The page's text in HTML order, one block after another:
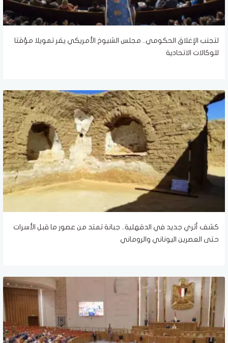
لتجنب الإغلاق الحكومي.. مجلس الشيوخ الأمريكي يقر تمويلا مؤقتا
للوكالات الاتحادية
كشف أثري جديد في الدقهلية.. جبانة تمتد من عصور ما قبل الأسرات
حتى العصرين اليوناني والروماني